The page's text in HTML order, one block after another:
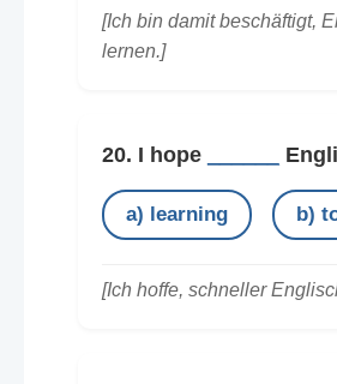
[Ich bin damit beschäftigt,
lernen.]
20. I hope
a) learning b)
[Ich hoffe, schneller